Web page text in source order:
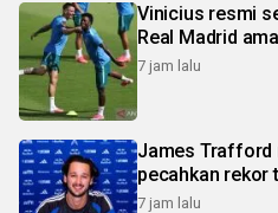
Vinicius resmi
Real Madrid
7 jam lalu
James Trafford
pecahkan rekor
7 jam lalu